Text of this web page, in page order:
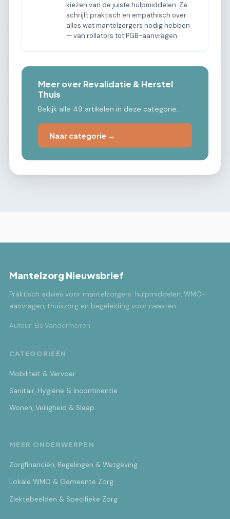
kiezen van de juiste hulpmiddelen. Ze
schrijft praktisch en empathisch over
alles wat mantelzorgers nodig hebben
— van rollators tot PGB-aanvragen.
Meer over Revalidatie & Herstel
Thuis
Bekijk alle 49 artikelen in deze categorie.
Naar categorie →
Mantelzorg Nieuwsbrief
Praktisch advies voor mantelzorgers: hulpmiddelen, WMO-
aanvragen, thuiszorg en begeleiding voor naasten.
Auteur: Els Vandermeiren
CATEGORIEËN
Mobiliteit & Vervoer
Sanitair, Hygiëne & Incontinentie
Wonen, Veiligheid & Slaap
MEER ONDERWERPEN
Zorgfinanciën, Regelingen & Wetgeving
Lokale WMO & Gemeente Zorg
Ziektebeelden & Specifieke Zorg